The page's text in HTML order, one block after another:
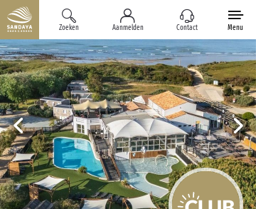
Zoeken Aanmelden Contact Menu